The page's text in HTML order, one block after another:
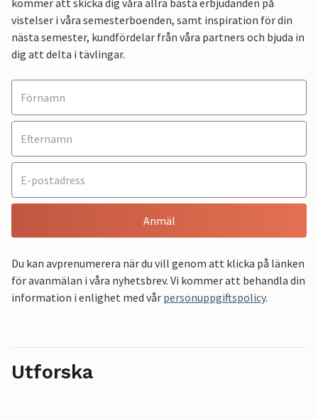
kommer att skicka dig våra allra bästa erbjudanden på
vistelser i våra semesterboenden, samt inspiration för din
nästa semester, kundfördelar från våra partners och bjuda in
dig att delta i tävlingar.
Anmäl
Du kan avprenumerera när du vill genom att klicka på länken
för avanmälan i våra nyhetsbrev. Vi kommer att behandla din
information i enlighet med vår personuppgiftspolicy.
Utforska